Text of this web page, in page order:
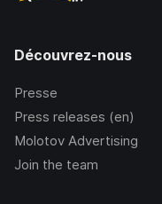
Découvrez-nous
Presse
Press releases (en)
Molotov Advertising
Join the team